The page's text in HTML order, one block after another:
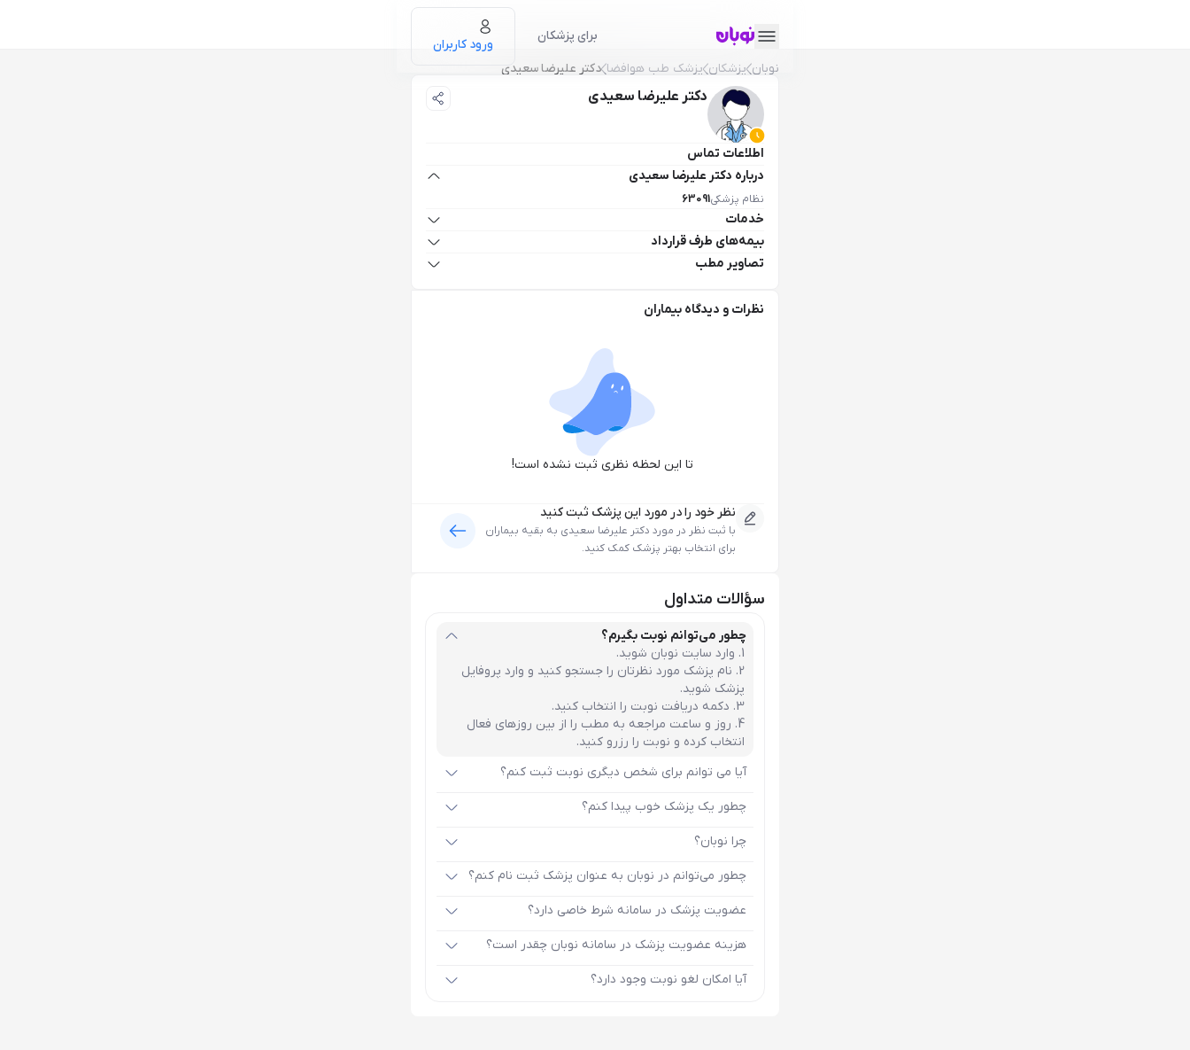
برای پزشکان
ورود کاربران
نوبان پزشکان پزشک طب هوافضا دکتر علیرضا سعیدی
دکتر علیرضا سعیدی
اطلاعات تماس
درباره دکتر علیرضا سعیدی
نظام پزشکی63091
خدمات
بیمه‌های طرف قرارداد
تصاویر مطب
نظرات و دیدگاه بیماران
تا این لحظه نظری ثبت نشده است!
نظر خود را در مورد این پزشک ثبت کنید
با ثبت نظر در مورد دکتر علیرضا سعیدی به بقیه بیماران
برای انتخاب بهتر پزشک کمک کنید.
سؤالات متداول
چطور می‌توانم نوبت بگیرم؟
وارد سایت نوبان شوید.
نام پزشک مورد نظرتان را جستجو کنید و وارد پروفایل
پزشک شوید.
دکمه دریافت نوبت را انتخاب کنید.
روز و ساعت مراجعه به مطب را از بین روزهای فعال
انتخاب کرده و نوبت را رزرو کنید.
آیا می توانم برای شخص دیگری نوبت ثبت کنم؟
چطور یک پزشک خوب پیدا کنم؟
چرا نوبان؟
چطور می‌توانم در نوبان به عنوان پزشک ثبت نام کنم؟
عضویت پزشک در سامانه شرط خاصی دارد؟
هزینه عضویت پزشک در سامانه نوبان چقدر است؟
آیا امکان لغو نوبت وجود دارد؟